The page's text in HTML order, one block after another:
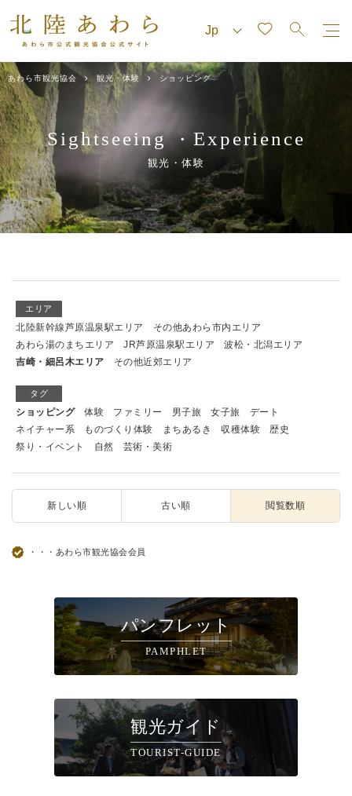
あわら市観光協会 観光・体験 ショッピング
Sightseeing・ Experience
観光・体験
エリア
北陸新幹線芦原温泉駅エリア
その他あわら市内エリア
あわら湯のまちエリア
JR芦原温泉駅エリア
波松・北潟エリア
吉崎・細呂木エリア
その他近郊エリア
タグ
ショッピング 体験 ファミリー 男子旅 女子旅
デート
ネイチャー系
ものづくり体験 まちあるき 収穫体験
歴史
祭り・イベント
自然 芸術・美術
新しい順 古い順 閲覧数順
・・・あわら市観光協会会員
パンフレット
PAMPHLET
観光ガイド
TOURIST-GUIDE